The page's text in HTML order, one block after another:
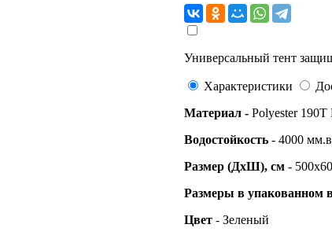
Универсальный тент
Характеристики
Материал - Polyester 190T
Водостойкость - 4000
Размер (ДхШ), cм -
Размеры в упакованном
Цвет - Зеленый